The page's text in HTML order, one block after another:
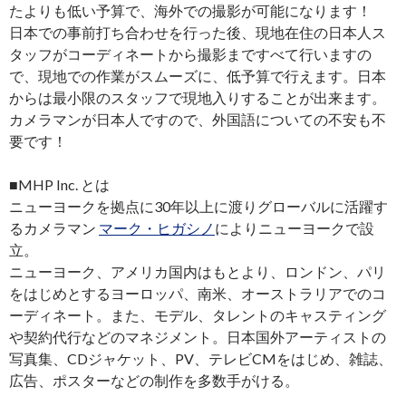
たよりも低い予算で、海外での撮影が可能になります！
日本での事前打ち合わせを行った後、現地在住の日本人ス
タッフがコーディネートから撮影まですべて行いますの
で、現地での作業がスムーズに、低予算で行えます。日本
からは最小限のスタッフで現地入りすることが出来ます。
カメラマンが日本人ですので、外国語についての不安も不
要です！
■MHP Inc. とは
ニューヨークを拠点に30年以上に渡りグローバルに活躍す
るカメラマン マーク・ヒガシノ によりニューヨークで設
立。
ニューヨーク、アメリカ国内はもとより、ロンドン、パリ
をはじめとするヨーロッパ、南米、オーストラリアでのコ
ーディネート。また、モデル、タレントのキャスティング
や契約代行などのマネジメント。日本国外アーティストの
写真集、CDジャケット、PV、テレビCMをはじめ、雑誌、
広告、ポスターなどの制作を多数手がける。